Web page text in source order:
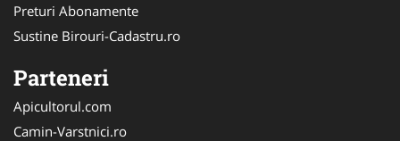
Preturi Abonamente
Sustine Birouri-Cadastru.ro
Parteneri
Apicultorul.com
Camin-Varstnici.ro